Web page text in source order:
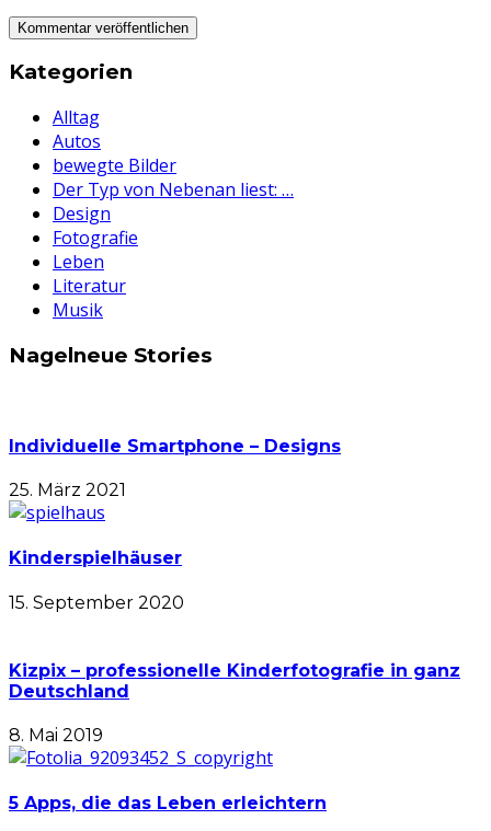
Kategorien
Alltag
Autos
bewegte Bilder
Der Typ von Nebenan liest: …
Design
Fotografie
Leben
Literatur
Musik
Nagelneue Stories
Individuelle Smartphone – Designs
25. März 2021
Kinderspielhäuser
15. September 2020
Kizpix – professionelle Kinderfotografie in ganz
Deutschland
8. Mai 2019
5 Apps, die das Leben erleichtern